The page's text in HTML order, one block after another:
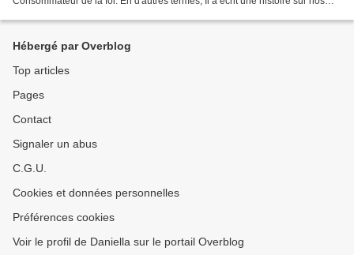
Hébergé par Overblog
Top articles
Pages
Contact
Signaler un abus
C.G.U.
Cookies et données personnelles
Préférences cookies
Voir le profil de Daniella sur le portail Overblog